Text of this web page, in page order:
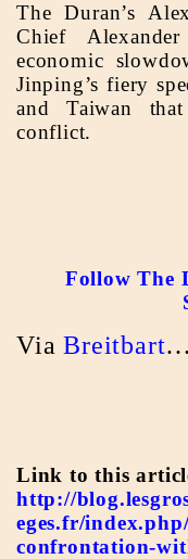
The Duran’s
Chief
economic
Jinping’s fiery
and Taiwan
conflict.
Follow The
ViaBreitbart…
Link to this
http://
eges.fr/
confrontation-